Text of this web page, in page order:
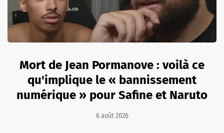
Mort de Jean Pormanove : voilà ce
qu'implique le « bannissement
numérique » pour Safine et Naruto
6 août 2026